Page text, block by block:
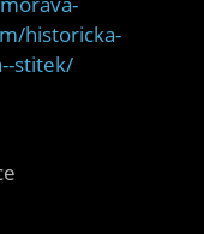
historicka-
stitek/